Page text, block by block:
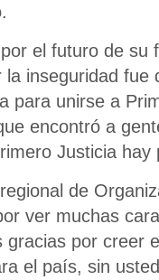
el futuro de su
inseguridad fue
para unirse a
encontró a
Justicia hay
de
ver muchas
gracias por creer
el país, sin